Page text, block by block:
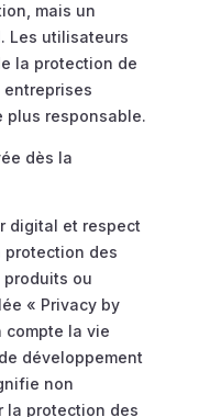
mais un
Les utilisateurs
la protection de
plus responsable.
dès la
digital et respect
protection des
ou
« Privacy by
compte la vie
développement
non
la protection des